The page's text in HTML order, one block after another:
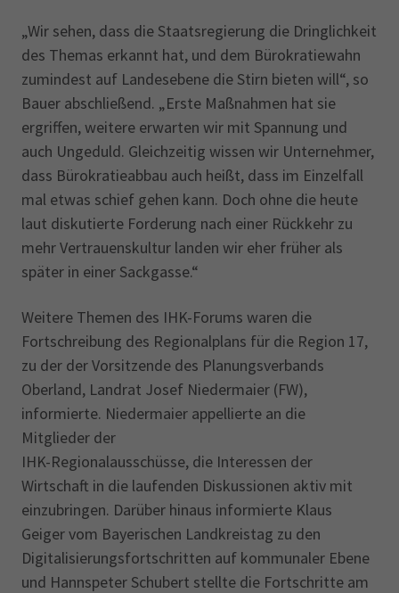
„Wir sehen, dass die Staatsregierung die Dringlichkeit
des Themas erkannt hat, und dem Bürokratiewahn
zumindest auf Landesebene die Stirn bieten will“, so
Bauer abschließend. „Erste Maßnahmen hat sie
ergriffen, weitere erwarten wir mit Spannung und
auch Ungeduld. Gleichzeitig wissen wir Unternehmer,
dass Bürokratieabbau auch heißt, dass im Einzelfall
mal etwas schief gehen kann. Doch ohne die heute
laut diskutierte Forderung nach einer Rückkehr zu
mehr Vertrauenskultur landen wir eher früher als
später in einer Sackgasse.“
Weitere Themen des IHK-Forums waren die
Fortschreibung des Regionalplans für die Region 17,
zu der der Vorsitzende des Planungsverbands
Oberland, Landrat Josef Niedermaier (FW),
informierte. Niedermaier appellierte an die
Mitglieder der
IHK-Regionalausschüsse, die Interessen der
Wirtschaft in die laufenden Diskus­sionen aktiv mit
einzubringen. Darüber hinaus informierte Klaus
Geiger vom Bayerischen Landkreistag zu den
Digitalisierungsfortschritten auf kommunaler Ebene
und Hannspeter Schubert stellte die Fortschritte am